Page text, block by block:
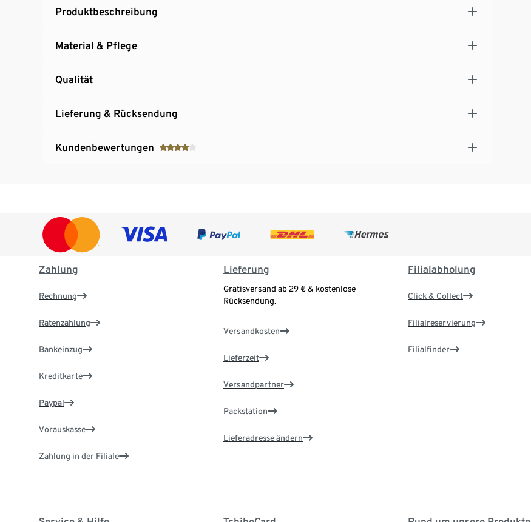
Produktbeschreibung
Material & Pflege
Qualität
Lieferung & Rücksendung
Kundenbewertungen
Zahlung
Rechnung
Ratenzahlung
Bankeinzug
Kreditkarte
Paypal
Vorauskasse
Zahlung in der Filiale
Lieferung
Gratisversand ab 29 € & kostenlose
Rücksendung.
Versandkosten
Lieferzeit
Versandpartner
Packstation
Lieferadresse ändern
Filialabholung
Click & Collect
Filialreservierung
Filialfinder